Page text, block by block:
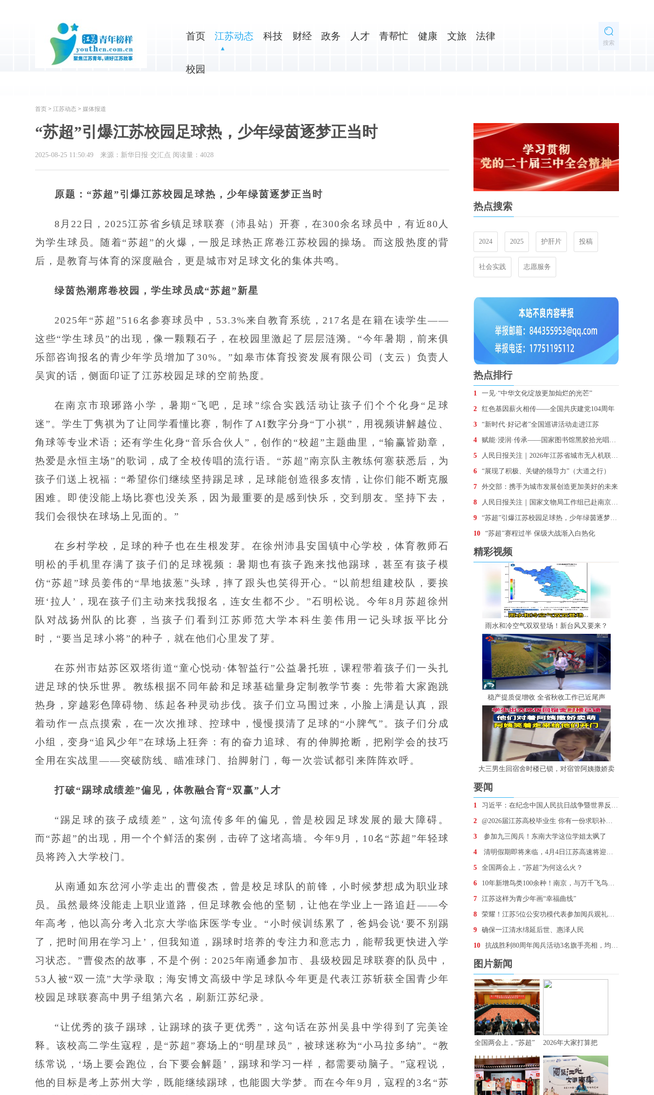
首页 江苏动态 科技 财经 政务 人才 青帮忙 健康 文旅 法律
校园
搜索
首页 > 江苏动态 > 媒体报道
“苏超”引爆江苏校园足球热，少年绿茵逐梦正当时
2025-08-25 11:50:49 来源：新华日报·交汇点 阅读量： 4028
原题：“苏超”引爆江苏校园足球热，少年绿茵逐梦正当时
8月22日，2025江苏省乡镇足球联赛（沛县站）开赛，在300余名球员中，有近80人
为学生球员。随着“苏超”的火爆，一股足球热正席卷江苏校园的操场。而这股热度的背
后，是教育与体育的深度融合，更是城市对足球文化的集体共鸣。
绿茵热潮席卷校园，学生球员成“苏超”新星
2025年“苏超”516名参赛球员中，53.3%来自教育系统，217名是在籍在读学生——
这些“学生球员”的出现，像一颗颗石子，在校园里激起了层层涟漪。“今年暑期，前来俱
乐部咨询报名的青少年学员增加了30%。”如皋市体育投资发展有限公司（支云）负责人
吴寅的话，侧面印证了江苏校园足球的空前热度。
在南京市琅琊路小学，暑期“飞吧，足球”综合实践活动让孩子们个个化身“足球
迷”。学生丁隽祺为了让同学看懂比赛，制作了AI数字分身“丁小祺”，用视频讲解越位、
角球等专业术语；还有学生化身“音乐合伙人”，创作的“校超”主题曲里，“输赢皆勋章，
热爱是永恒主场”的歌词，成了全校传唱的流行语。“苏超”南京队主教练何塞获悉后，为
孩子们送上祝福：“希望你们继续坚持踢足球，足球能创造很多友情，让你们能不断克服
困难。即使没能上场比赛也没关系，因为最重要的是感到快乐，交到朋友。坚持下去，
我们会很快在球场上见面的。”
在乡村学校，足球的种子也在生根发芽。在徐州沛县安国镇中心学校，体育教师石
明松的手机里存满了孩子们的足球视频：暑期也有孩子跑来找他踢球，甚至有孩子模
仿“苏超”球员姜伟的“旱地拔葱”头球，摔了跟头也笑得开心。“以前想组建校队，要挨
班‘拉人’，现在孩子们主动来找我报名，连女生都不少。”石明松说。今年8月苏超徐州
队对战扬州队的比赛，当孩子们看到江苏师范大学本科生姜伟用一记头球扳平比分
时，“要当足球小将”的种子，就在他们心里发了芽。
在苏州市姑苏区双塔街道“童心悦动·体智益行”公益暑托班，课程带着孩子们一头扎
进足球的快乐世界。教练根据不同年龄和足球基础量身定制教学节奏：先带着大家跑跳
热身，穿越彩色障碍物、练起各种灵动步伐。孩子们立马围过来，小脸上满是认真，跟
着动作一点点摸索，在一次次推球、控球中，慢慢摸清了足球的“小脾气”。孩子们分成
小组，变身“追风少年”在球场上狂奔：有的奋力追球、有的伸脚抢断，把刚学会的技巧
全用在实战里——突破防线、瞄准球门、抬脚射门，每一次尝试都引来阵阵欢呼。
打破“踢球成绩差”偏见，体教融合育“双赢”人才
“踢足球的孩子成绩差”，这句流传多年的偏见，曾是校园足球发展的最大障碍。
而“苏超”的出现，用一个个鲜活的案例，击碎了这堵高墙。今年9月，10名“苏超”年轻球
员将跨入大学校门。
从南通如东岔河小学走出的曹俊杰，曾是校足球队的前锋，小时候梦想成为职业球
员。虽然最终没能走上职业道路，但足球教会他的坚韧，让他在学业上一路追赶——今
年高考，他以高分考入北京大学临床医学专业。“小时候训练累了，爸妈会说‘要不别踢
了，把时间用在学习上’，但我知道，踢球时培养的专注力和意志力，能帮我更快进入学
习状态。”曹俊杰的故事，不是个例：2025年南通参加市、县级校园足球联赛的队员中，
53人被“双一流”大学录取；海安博文高级中学足球队今年更是代表江苏斩获全国青少年
校园足球联赛高中男子组第六名，刷新江苏纪录。
“让优秀的孩子踢球，让踢球的孩子更优秀”，这句话在苏州吴县中学得到了完美诠
释。该校高二学生寇程，是“苏超”赛场上的“明星球员”，被球迷称为“小马拉多纳”。“教
练常说，‘场上要会跑位，台下要会解题’，踢球和学习一样，都需要动脑子。”寇程说，
他的目标是考上苏州大学，既能继续踢球，也能圆大学梦。而在今年9月，寇程的3名“苏
热点搜索
2024 2025 护肝片 投稿
社会实践 志愿服务
热点排行
1 一见·“中华文化绽放更加灿烂的光芒”
2 红色基因薪火相传——全国共庆建党104周年
3 “新时代·好记者”全国巡讲活动走进江苏
4 赋能·浸润·传承——国家图书馆黑胶拾光唱听会走进南
5 人民日报关注｜2026年江苏省城市无人机联赛开赛
6 “展现了积极、关键的领导力”（大道之行）
7 外交部：携手为城市发展创造更加美好的未来
8 人民日报关注｜国家文物局工作组已赴南京开展工作
9 “苏超”引爆江苏校园足球热，少年绿茵逐梦正当时
10 “苏超”赛程过半 保级大战渐入白热化
精彩视频
雨水和冷空气双双登场！新台风又要来？
稳产提质促增收 全省秋收工作已近尾声
大三男生回宿舍时楼已锁，对宿管阿姨撒娇卖
要闻
1 习近平：在纪念中国人民抗日战争暨世界反法西斯战争胜
2 @2026届江苏高校毕业生 你有一份求职补贴待领取
3 参加九三阅兵！东南大学这位学姐太飒了
4 清明假期即将来临，4月4日江苏高速将迎车流最高峰
5 全国两会上，“苏超”为何这么火？
6 10年新增鸟类100余种！南京，与万千飞鸟为邻
7 江苏这样为青少年画“幸福曲线”
8 荣耀！江苏5位公安功模代表参加阅兵观礼，他们想说…
9 确保一江清水绵延后世、惠泽人民
10 抗战胜利80周年阅兵活动3名旗手亮相，均为“90后
图片新闻
全国两会上，“苏超” 2026年大家打算把